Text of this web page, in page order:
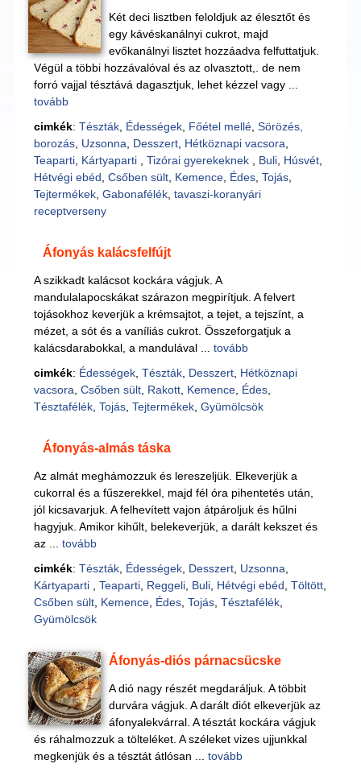
Két deci lisztben feloldjuk az élesztőt és
egy kávéskanálnyi cukrot, majd
evőkanálnyi lisztet hozzáadva felfuttatjuk.
Végül a többi hozzávalóval és az olvasztott,. de nem
forró vajjal tésztává dagasztjuk, lehet kézzel vagy ...
tovább
cimkék: Tészták, Édességek, Főétel mellé, Sörözés,
borozás, Uzsonna Desszert, Hétköznapi vacsora
Teaparti, Kártyaparti Tizórai gyerekeknek Buli, Húsvét,
Hétvégi ebéd Csőben sült, Kemence, Édes, Tojás,
Tejtermékek, Gabonafélék, tavaszi-koranyári
receptverseny
Áfonyás kalácsfelfújt
A szikkadt kalácsot kockára vágjuk. A
mandulalapocskákat szárazon megpirítjuk. A felvert
tojásokhoz keverjük a krémsajtot, a tejet, a tejszínt, a
mézet, a sót és a vaníliás cukrot. Összeforgatjuk a
kalácsdarabokkal, a mandulával ... tovább
cimkék: Édességek, Tészták, Desszert, Hétköznapi
vacsora Csőben sült, Rakott, Kemence, Édes,
Tésztafélék, Tojás, Tejtermékek, Gyümölcsök
Áfonyás-almás táska
Az almát meghámozzuk és lereszeljük. Elkeverjük a
cukorral és a fűszerekkel, majd fél óra pihentetés után,
jól kicsavarjuk. A felhevített vajon átpároljuk és hűlni
hagyjuk. Amikor kihűlt, belekeverjük, a darált kekszet és
az ... tovább
cimkék: Tészták, Édességek, Desszert, Uzsonna
Kártyaparti
Teaparti, Reggeli, Buli, Hétvégi ebéd Töltött,
Csőben sült, Kemence, Édes, Tojás, Tésztafélék,
Gyümölcsök
Áfonyás-diós párnacsücske
A dió nagy részét megdaráljuk. A többit
durvára vágjuk. A darált diót elkeverjük az
áfonyalekvárral. A tésztát kockára vágjuk
és ráhalmozzuk a tölteléket. A széleket vizes ujjunkkal
megkenjük és a tésztát átlósan ... tovább